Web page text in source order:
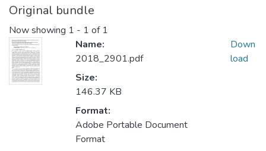
Original bundle
Now showing 1 - 1 of 1
Name:
2018_2901.pdf
Size:
146.37 KB
Format:
Adobe Portable Document
Format
Down
load